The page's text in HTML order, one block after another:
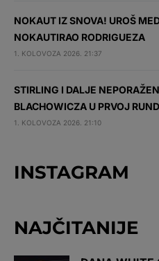
NOKAUT IZ SNOVA! UROŠ
NOKAUTIRAO RODRIGUEZA
1. KOLOVOZA 2026. 21:37
STIRLING I DALJE
BLACHOWICZA U PRVOJ
1. KOLOVOZA 2026. 21:10
INSTAGRAM
NAJČITANIJE